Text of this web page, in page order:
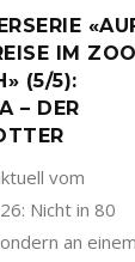
IM ZOO
(5/5):
– DER
vom
Nicht in 80
an einem